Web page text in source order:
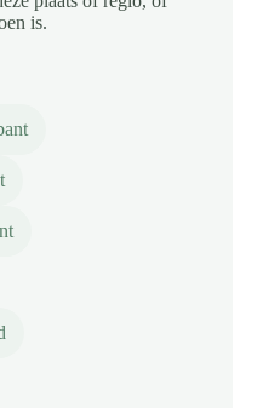
is.